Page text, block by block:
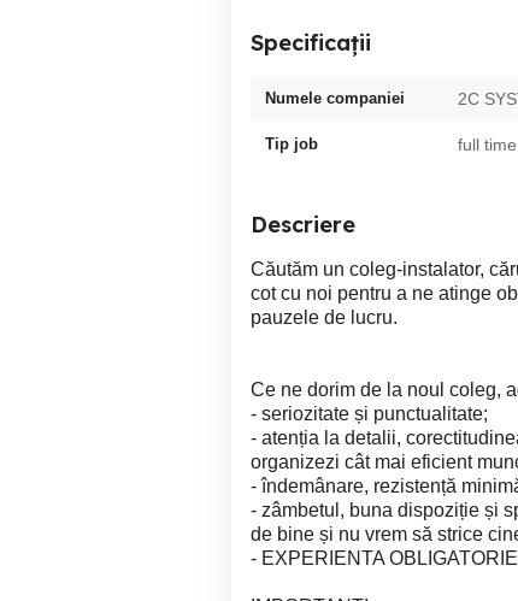
Specificații
Numele companiei 2C
Tip job full time
Descriere
Căutăm un coleg-instalator,
cot cu noi pentru a ne atinge
pauzele de lucru.
Ce ne dorim de la noul coleg,
- seriozitate și punctualitate;
- atenția la detalii,
organizezi cât mai eficient
- îndemânare, rezistență
- zâmbetul, buna dispoziție și
de bine și nu vrem să strice
- EXPERIENTA